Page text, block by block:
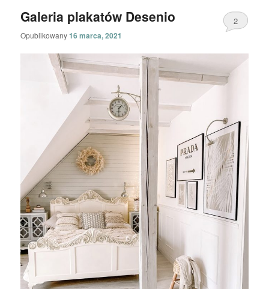
Galeria plakatów Desenio
Opublikowany16 marca, 2021
2